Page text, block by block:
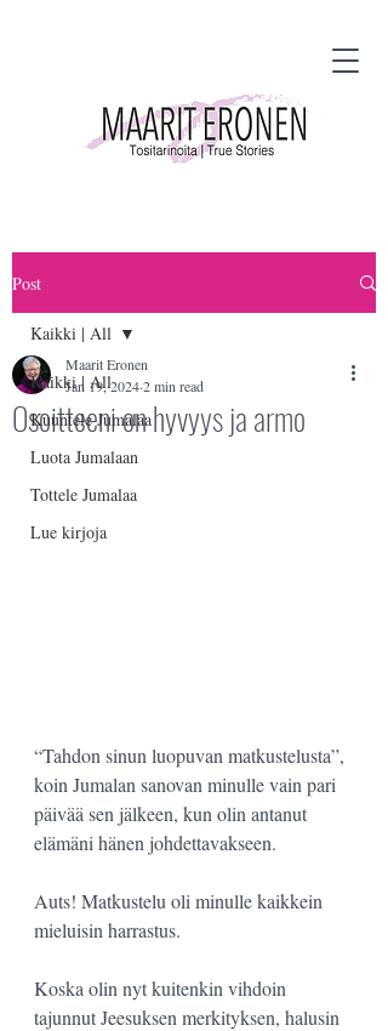
Post
Kaikki | All
Kuuntele Jumalaa
Luota Jumalaan
Tottele Jumalaa
Lue kirjoja
Kaikki | All
Osoitteeni on hyvyys ja armo
Maarit Eronen
Jan 19, 20242 min read
“Tahdon sinun luopuvan matkustelusta”,
koin Jumalan sanovan minulle vain pari
päivää sen jälkeen, kun olin antanut
elämäni hänen johdettavakseen.
Auts! Matkustelu oli minulle kaikkein
mieluisin harrastus.
Koska olin nyt kuitenkin vihdoin
tajunnut Jeesuksen merkityksen, halusin